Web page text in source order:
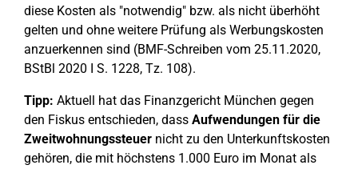
diese Kosten als "notwendig" bzw. als nicht überhöht
gelten und ohne weitere Prüfung als Werbungskosten
anzuerkennen sind (BMF-Schreiben vom 25.11.2020,
BStBl 2020 I S. 1228, Tz. 108).
Tipp: Aktuell hat das Finanzgericht München gegen
den Fiskus entschieden, dass Aufwendungen für die
Zweitwohnungssteuer nicht zu den Unterkunftskosten
gehören, die mit höchstens 1.000 Euro im Monat als